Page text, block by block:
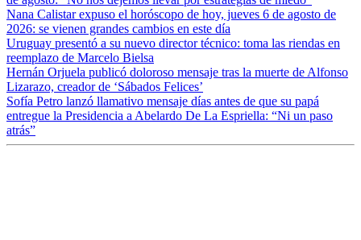
Nana Calistar expuso el horóscopo de hoy, jueves 6 de agosto de
2026: se vienen grandes cambios en este día
Uruguay presentó a su nuevo director técnico: toma las riendas en
reemplazo de Marcelo Bielsa
Hernán Orjuela publicó doloroso mensaje tras la muerte de Alfonso
Lizarazo, creador de ‘Sábados Felices’
Sofía Petro lanzó llamativo mensaje días antes de que su papá
entregue la Presidencia a Abelardo De La Espriella: “Ni un paso
atrás”